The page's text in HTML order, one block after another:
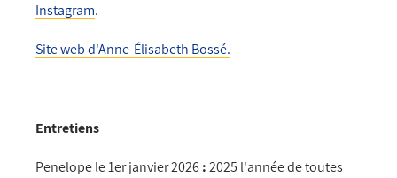
Instagram.
Site web d'Anne-Élisabeth Bossé.
Entretiens
Penelope le 1er janvier 2026:2025 l'année de toutes